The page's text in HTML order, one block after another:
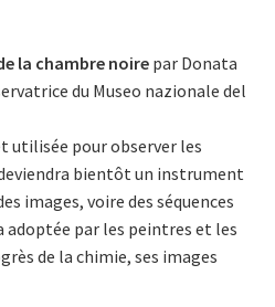
la chambre noire par Donata
du Museo nazionale del
utilisée pour observer les
bientôt un instrument
images, voire des séquences
adoptée par les peintres et les
de la chimie, ses images